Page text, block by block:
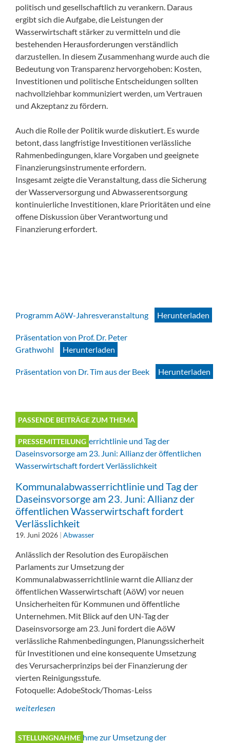
politisch und gesellschaftlich zu verankern. Daraus
ergibt sich die Aufgabe, die Leistungen der
Wasserwirtschaft stärker zu vermitteln und die
bestehenden Herausforderungen verständlich
darzustellen. In diesem Zusammenhang wurde auch die
Bedeutung von Transparenz hervorgehoben: Kosten,
Investitionen und politische Entscheidungen sollten
nachvollziehbar kommuniziert werden, um Vertrauen
und Akzeptanz zu fördern.
Auch die Rolle der Politik wurde diskutiert. Es wurde
betont, dass langfristige Investitionen verlässliche
Rahmenbedingungen, klare Vorgaben und geeignete
Finanzierungsinstrumente erfordern.
Insgesamt zeigte die Veranstaltung, dass die Sicherung
der Wasserversorgung und Abwasserentsorgung
kontinuierliche Investitionen, klare Prioritäten und eine
offene Diskussion über Verantwortung und
Finanzierung erfordert.
Programm AöW-Jahresveranstaltung Herunterladen
Präsentation von Prof. Dr. Peter
Grathwohl
Herunterladen
Präsentation von Dr. Tim aus der Beek Herunterladen
PASSENDE BEITRÄGE ZUM THEMA
PRESSEMITTEILUNG
Kommunalabwasserrichtlinie und Tag der
Daseinsvorsorge am 23. Juni: Allianz der
öffentlichen Wasserwirtschaft fordert
Verlässlichkeit
19. Juni 2026 | Abwasser
Anlässlich der Resolution des Europäischen
Parlaments zur Umsetzung der
Kommunalabwasserrichtlinie warnt die Allianz der
öffentlichen Wasserwirtschaft (AöW) vor neuen
Unsicherheiten für Kommunen und öffentliche
Unternehmen. Mit Blick auf den UN-Tag der
Daseinsvorsorge am 23. Juni fordert die AöW
verlässliche Rahmenbedingungen, Planungssicherheit
für Investitionen und eine konsequente Umsetzung
des Verursacherprinzips bei der Finanzierung der
vierten Reinigungsstufe.
Fotoquelle: AdobeStock/Thomas-Leiss
weiterlesen
STELLUNGNAHME